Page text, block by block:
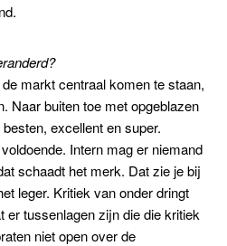
markt centraal komen te staan,
Naar buiten toe met opgeblazen
excellent en super.
Intern mag er niemand
schaadt het merk. Dat zie je bij
leger. Kritiek van onder dringt
er tussenlagen zijn die die kritiek
niet open over de